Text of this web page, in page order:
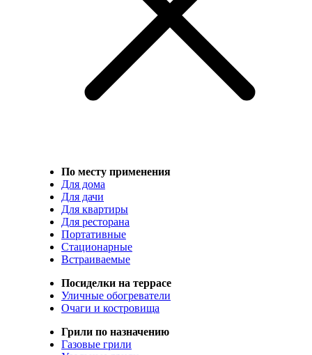
По месту применения
Для дома
Для дачи
Для квартиры
Для ресторана
Портативные
Стационарные
Встраиваемые
Посиделки на террасе
Уличные обогреватели
Очаги и костровища
Грили по назначению
Газовые грили